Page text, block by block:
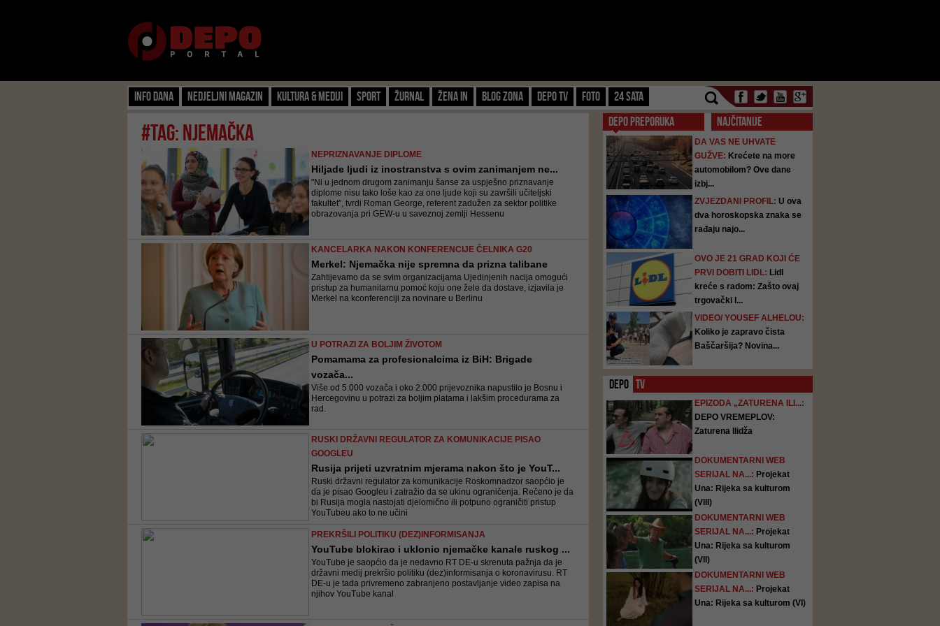
Info dana Nedjeljni magazin Kultura & Mediji Sport Žurnal Žena IN Blog zona Depo TV FOTO 24 SATA
#tag: njemačka
NEPRIZNAVANJE DIPLOME
Hiljade ljudi iz inostranstva s ovim zanimanjem ne...
"Ni u jednom drugom zanimanju šanse za uspješno priznavanje
diplome nisu tako loše kao za one ljude koji su završili učiteljski
fakultet”, tvrdi Roman George, referent zadužen za sektor politike
obrazovanja pri GEW-u u saveznoj zemlji Hessenu
KANCELARKA NAKON KONFERENCIJE ČELNIKA G20
Merkel: Njemačka nije spremna da prizna talibane
Zahtijevamo da se svim organizacijama Ujedinjenih nacija omogući
pristup za humanitarnu pomoć koju one žele da dostave, izjavila je
Merkel na kconferenciji za novinare u Berlinu
U POTRAZI ZA BOLJIM ŽIVOTOM
Pomamama za profesionalcima iz BiH: Brigade
vozača...
Više od 5.000 vozača i oko 2.000 prijevoznika napustilo je Bosnu i
Hercegovinu u potrazi za boljim platama i lakšim procedurama za
rad.
RUSKI DRŽAVNI REGULATOR ZA KOMUNIKACIJE PISAO
GOOGLEU
Rusija prijeti uzvratnim mjerama nakon što je YouT...
Ruski državni regulator za komunikacije Roskomnadzor saopćio je
da je pisao Googleu i zatražio da se ukinu ograničenja. Rečeno je da
bi Rusija mogla nastojati djelomično ili potpuno ograničiti pristup
YouTubeu ako to ne učini
PREKRŠILI POLITIKU (DEZ)INFORMISANJA
YouTube blokirao i uklonio njemačke kanale ruskog ...
YouTube je saopćio da je nedavno RT DE-u skrenuta pažnja da je
državni medij prekršio politiku (dez)informisanja o koronavirusu. RT
DE-u je tada privremeno zabranjeno postavljanje video zapisa na
njihov YouTube kanal
DEPO PREPORUKA NAJČITANIJE
DA VAS NE UHVATE
GUŽVE: Krećete na more
automobilom? Ove dane
izbj...
ZVJEZDANI PROFIL: U ova
dva horoskopska znaka se
rađaju najo...
OVO JE 21 GRAD KOJI ĆE
PRVI DOBITI LIDL: Lidl
kreće s radom: Zašto ovaj
trgovački l...
VIDEO/ YOUSEF ALHELOU:
Koliko je zapravo čista
Baščaršija? Novina...
DEPO TV
EPIZODA „ZATURENA ILI...:
DEPO VREMEPLOV:
Zaturena Ilidža
DOKUMENTARNI WEB
SERIJAL NA...: Projekat
Una: Rijeka sa kulturom
(VIII)
DOKUMENTARNI WEB
SERIJAL NA...: Projekat
Una: Rijeka sa kulturom
(VII)
DOKUMENTARNI WEB
SERIJAL NA...: Projekat
Una: Rijeka sa kulturom (VI)